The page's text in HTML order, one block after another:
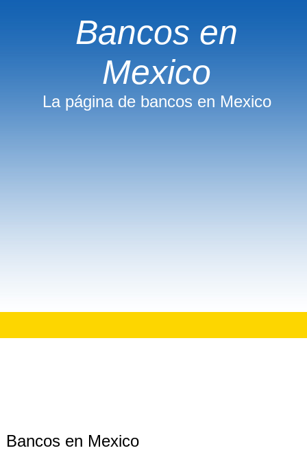
Bancos en
Mexico
La página de bancos en Mexico
Bancos en Mexico